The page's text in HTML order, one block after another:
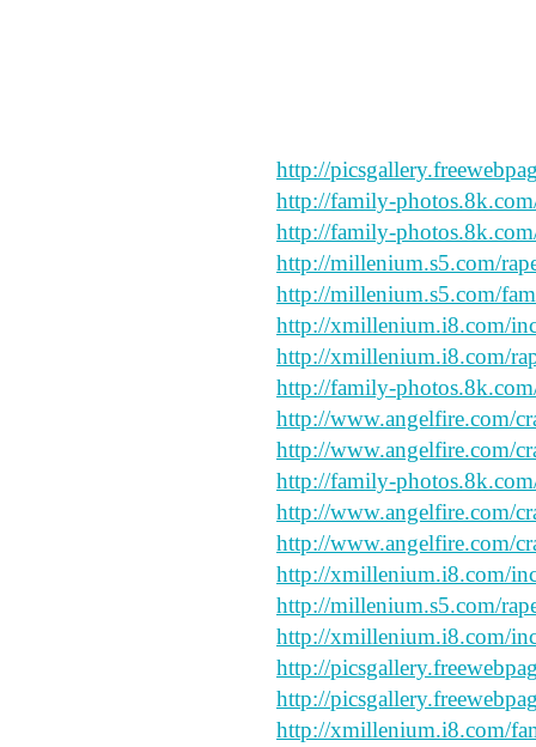
http://
http://family-
http://family-
http://millenium.s5.com/
http://millenium.s5.com/
http://xmillenium.i8.com/
http://xmillenium.i8.com/
http://family-
http://www.angelfire.com/
http://www.angelfire.com/
http://family-
http://www.angelfire.com/
http://www.angelfire.com/
http://xmillenium.i8.com/
http://millenium.s5.com/
http://xmillenium.i8.com/
http://
http://
http://xmillenium.i8.com/